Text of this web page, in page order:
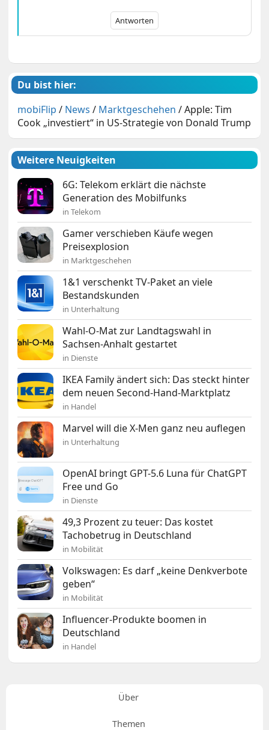
Antworten
Du bist hier:
mobiFlip / News / Marktgeschehen /Apple: Tim
Cook „investiert“ in US-Strategie von Donald Trump
Weitere Neuigkeiten
6G: Telekom erklärt die nächste
Generation des Mobilfunks
in Telekom
Gamer verschieben Käufe wegen
Preisexplosion
in Marktgeschehen
1&1 verschenkt TV-Paket an viele
Bestandskunden
in Unterhaltung
Wahl-O-Mat zur Landtagswahl in
Sachsen-Anhalt gestartet
in Dienste
IKEA Family ändert sich: Das steckt hinter
dem neuen Second-Hand-Marktplatz
in Handel
Marvel will die X-Men ganz neu auflegen
in Unterhaltung
OpenAI bringt GPT-5.6 Luna für ChatGPT
Free und Go
in Dienste
49,3 Prozent zu teuer: Das kostet
Tachobetrug in Deutschland
in Mobilität
Volkswagen: Es darf „keine Denkverbote
geben“
in Mobilität
Influencer-Produkte boomen in
Deutschland
in Handel
Über
Themen